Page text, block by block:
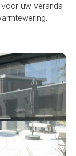
uw veranda